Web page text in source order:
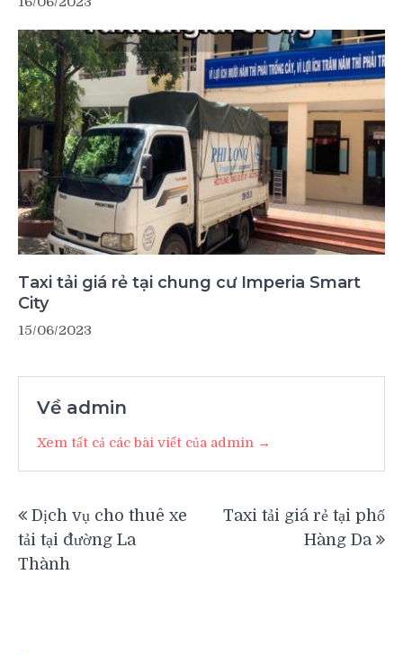
Taxi tải giá rẻ tại chung cư Imperia Smart
City
15/06/2023
Về admin
Xem tất cả các bài viết của admin →
hướng
bài
Dịch vụ cho thuê xe
tải tại đường La
Thành
Taxi tải giá rẻ tại phố
Hàng Da